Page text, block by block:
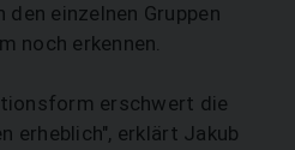
einzelnen Gruppen
noch erkennen.
erschwert die
erheblich", erklärt Jakub